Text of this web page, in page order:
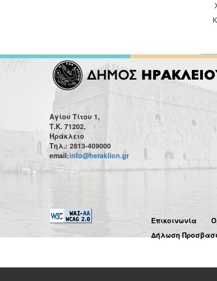
Αγίου Τίτου 1,
Τ.Κ. 71202,
Ηράκλειο
Τηλ.: 2813-409000
email:info@heraklion.gr
Επικοινωνία
Δήλωση